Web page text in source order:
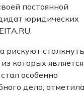
постоянной
юридических
рискуют
которых является
особенно
дела, отметила